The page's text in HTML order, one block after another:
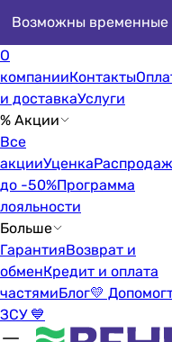
Возможны временные
О
компанииКонтакты
и доставкаУслуги
% Акции
Все
акцииУценка
до -50%Программа
лояльности
Больше
ГарантияВозврат и
обменКредит и оплата
частямиБлог💛
ЗСУ 💙